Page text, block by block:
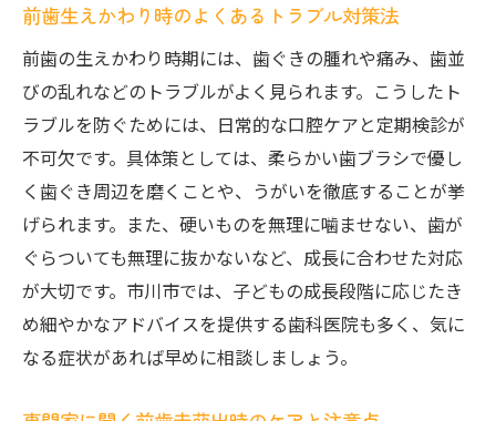
前歯生えかわり時のよくあるトラブル対策法
前歯の生えかわり時期には、歯ぐきの腫れや痛み、歯並
びの乱れなどのトラブルがよく見られます。こうしたト
ラブルを防ぐためには、日常的な口腔ケアと定期検診が
不可欠です。具体策としては、柔らかい歯ブラシで優し
く歯ぐき周辺を磨くことや、うがいを徹底することが挙
げられます。また、硬いものを無理に噛ませない、歯が
ぐらついても無理に抜かないなど、成長に合わせた対応
が大切です。市川市では、子どもの成長段階に応じたき
め細やかなアドバイスを提供する歯科医院も多く、気に
なる症状があれば早めに相談しましょう。